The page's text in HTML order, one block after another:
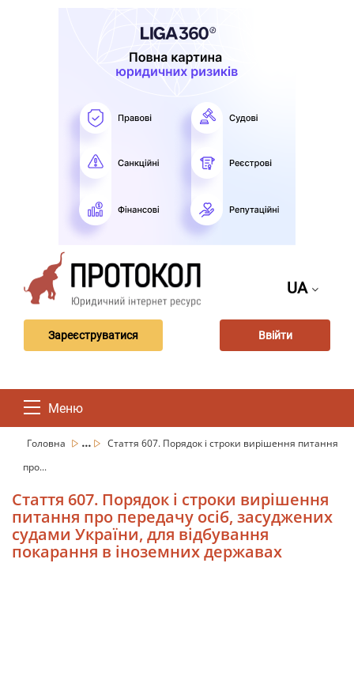
UA
Зареєструватися Ввійти
Меню
Головна ...
Стаття 607. Порядок і строки вирішення питання
про...
Стаття 607. Порядок і строки вирішення
питання про передачу осіб, засуджених
судами України, для відбування
покарання в іноземних державах